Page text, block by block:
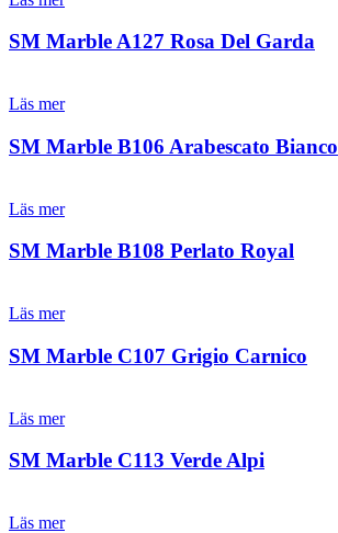
SM Marble A127 Rosa Del Garda
Läs mer
SM Marble B106 Arabescato Bianco
Läs mer
SM Marble B108 Perlato Royal
Läs mer
SM Marble C107 Grigio Carnico
Läs mer
SM Marble C113 Verde Alpi
Läs mer